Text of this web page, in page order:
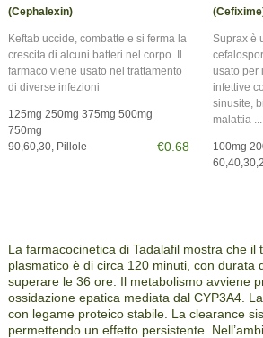
(Cephalexin)
Keftab uccide, combatte e si ferma la
crescita di alcuni batteri nel corpo. Il
farmaco viene usato nel trattamento
di diverse infezioni
125mg 250mg 375mg 500mg
750mg
90,60,30, Pillole
€0.68
Suprax è
usato per
infettive
sinusite,
malattia ...
100mg
La farmacocinetica di Tadalafil mostra che il
plasmatico è di circa 120 minuti, con durata
superare le 36 ore. Il metabolismo avviene
ossidazione epatica mediata dal CYP3A4.
con legame proteico stabile. La clearance
permettendo un effetto persistente.